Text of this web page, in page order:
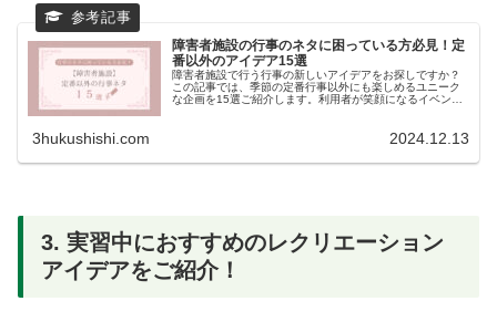
障害者施設の行事のネタに困っている方必見！定
番以外のアイデア15選
障害者施設で行う行事の新しいアイデアをお探しですか？
この記事では、季節の定番行事以外にも楽しめるユニーク
な企画を15選ご紹介します。利用者が笑顔になるイベント
3hukushishi.com 2024.12.13
3. 実習中におすすめのレクリエーション
アイデアをご紹介！